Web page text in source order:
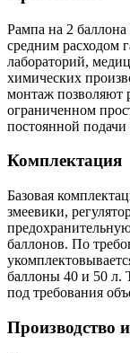
Рампа на 2
средним расходом
лабораторий,
химических
монтаж позволяют
ограниченном
постоянной подачи
Комплектация
Базовая
змеевики,
баллонов. По
баллоны 40 и 50 л.
под требования
Производство